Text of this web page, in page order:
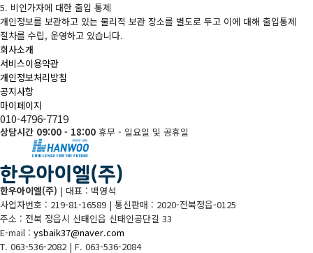
5. 비인가자에 대한 출입 통제
개인정보를 보관하고 있는 물리적 보관 장소를 별도로 두고 이에 대해 출입통제
절차를 수립, 운영하고 있습니다.
회사소개
서비스이용약관
개인정보처리방침
공지사항
마이페이지
010-4796-7719
상담시간 09:00 - 18:00 휴무 - 일요일 및 공휴일
한우아이엘(주) | 대표 : 백영석
사업자번호 : 219-81-16589 | 통신판매 : 2020-전북정읍-0125
주소 : 전북 정읍시 신태인읍 신태인공단길 33
E-mail : ysbaik37@naver.com
T. 063-536-2082 | F. 063-536-2084